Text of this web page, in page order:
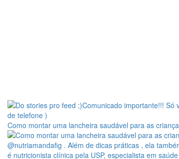
Como montar uma lancheira saudável para as criança